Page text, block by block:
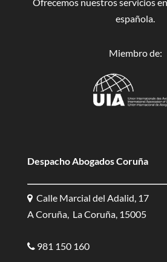
Ofrecemos nuestros servicios
española.
Miembro de:
Despacho Abogados Coruña
Calle Marcial del Adalid, 17
A Coruña, La Coruña, 15005
981 150 160